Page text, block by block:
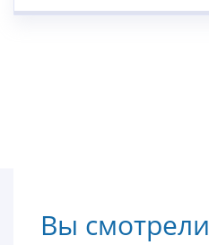
Вы смотрели